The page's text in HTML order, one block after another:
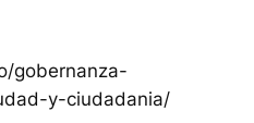
gobernanza-
y-ciudadania/